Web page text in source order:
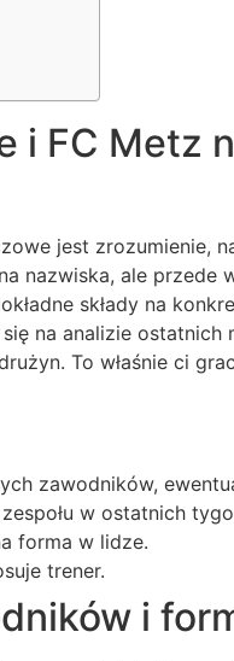
i FC Metz
jest zrozumienie,
nazwiska, ale przede
składy na
na analizie
To właśnie ci
zawodników,
w ostatnich
forma w lidze.
trener.
i